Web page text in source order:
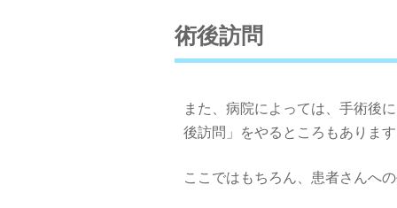
術後訪問
また、病院によっては、手術後
後訪問」をやるところもありま
ここではもちろん、患者さんへ